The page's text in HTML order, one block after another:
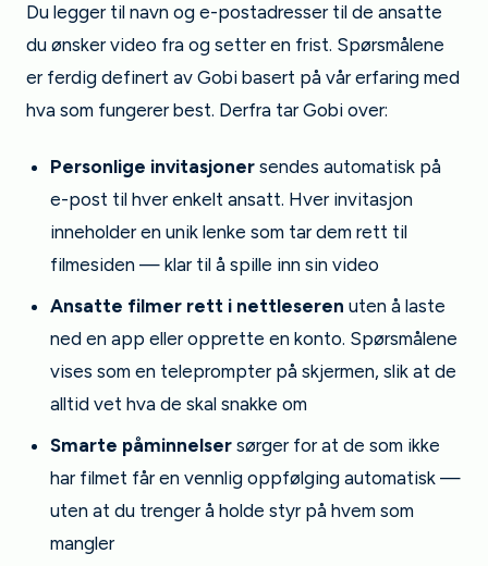
Du legger til navn og e-postadresser til de ansatte
du ønsker video fra og setter en frist. Spørsmålene
er ferdig definert av Gobi basert på vår erfaring med
hva som fungerer best. Derfra tar Gobi over:
Personlige invitasjoner sendes automatisk på
e-post til hver enkelt ansatt. Hver invitasjon
inneholder en unik lenke som tar dem rett til
filmesiden — klar til å spille inn sin video
Ansatte filmer rett i nettleseren uten å laste
ned en app eller opprette en konto. Spørsmålene
vises som en teleprompter på skjermen, slik at de
alltid vet hva de skal snakke om
Smarte påminnelser sørger for at de som ikke
har filmet får en vennlig oppfølging automatisk —
uten at du trenger å holde styr på hvem som
mangler